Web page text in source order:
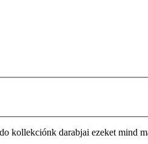
kollekciónk darabjai ezeket mind